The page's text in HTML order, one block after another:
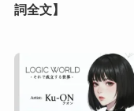
詞全文】